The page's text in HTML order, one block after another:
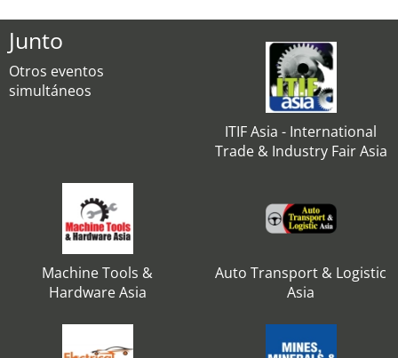
Junto
Otros eventos
simultáneos
ITIF Asia - International
Trade & Industry Fair Asia
Machine Tools &
Hardware Asia
Auto Transport & Logistic
Asia